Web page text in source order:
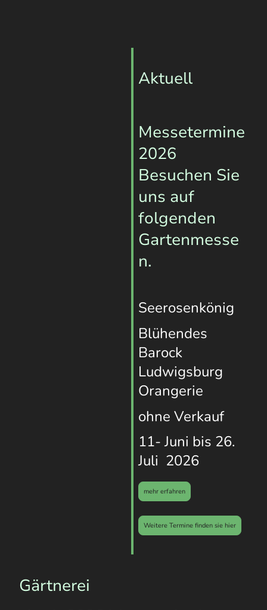
Aktuell
Messetermine
2026
Besuchen Sie
uns auf
folgenden
Gartenmesse
n.
Seerosenkönig
Blühendes
Barock
Ludwigsburg
Orangerie
ohne Verkauf
11- Juni bis 26.
Juli 2026
mehr erfahren
Weitere Termine finden sie hier
Gärtnerei